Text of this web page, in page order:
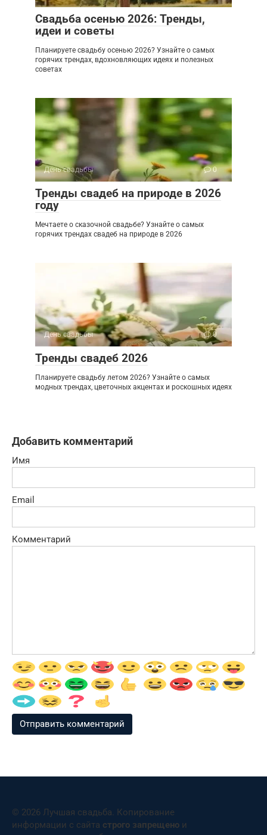
Свадьба осенью 2026: Тренды,
идеи и советы
Планируете свадьбу осенью 2026? Узнайте о самых
горячих трендах, вдохновляющих идеях и полезных
советах
День свадьбы 0
Тренды свадеб на природе в 2026
году
Мечтаете о сказочной свадьбе? Узнайте о самых
горячих трендах свадеб на природе в 2026
День свадьбы 0
Тренды свадеб 2026
Планируете свадьбу летом 2026? Узнайте о самых
модных трендах, цветочных акцентах и роскошных идеях
Добавить комментарий
Имя
Email
Комментарий
© 2026 Лучшая свадьба. Копирование
информации с сайта строго запрещено и